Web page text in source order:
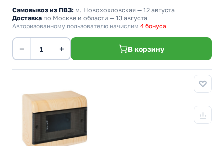
Самовывоз из ПВЗ: м. Новохохловская — 12 августа
Доставка по Москве и области — 13 августа
Авторизованному пользователю начислим 4 бонуса
− + В корзину